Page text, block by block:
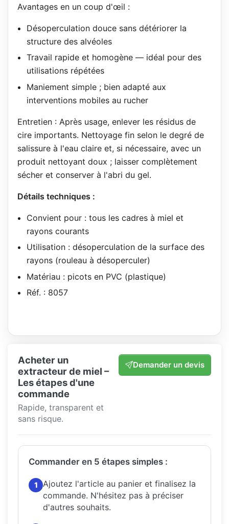
Avantages en un coup d'œil :
Désoperculation douce sans détériorer la
structure des alvéoles
Travail rapide et homogène — idéal pour des
utilisations répétées
Maniement simple ; bien adapté aux
interventions mobiles au rucher
Entretien : Après usage, enlever les résidus de
cire importants. Nettoyage fin selon le degré de
salissure à l'eau claire et, si nécessaire, avec un
produit nettoyant doux ; laisser complètement
sécher et conserver à l'abri du gel.
Détails techniques :
Convient pour : tous les cadres à miel et
rayons courants
Utilisation : désoperculation de la surface des
rayons (rouleau à désoperculer)
Matériau : picots en PVC (plastique)
Réf. : 8057
Acheter un
extracteur de miel –
Les étapes d'une
commande
Rapide, transparent et
sans risque.
Demander un devis
Commander en 5 étapes simples :
1
Ajoutez l'article au panier et finalisez la
commande. N'hésitez pas à préciser
d'autres souhaits.